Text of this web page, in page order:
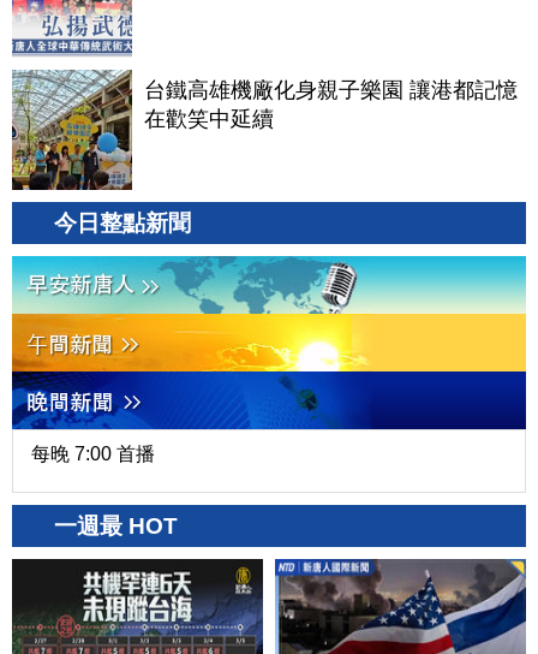
台鐵高雄機廠化身親子樂園 讓港都記憶
在歡笑中延續
今日整點新聞
每晚 7:00 首播
一週最 HOT